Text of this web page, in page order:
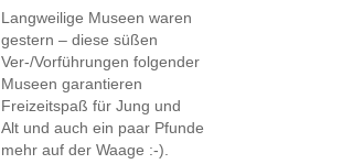
Langweilige Museen waren
gestern – diese süßen
Ver-/Vorführungen folgender
Museen garantieren
Freizeitspaß für Jung und
Alt und auch ein paar Pfunde
mehr auf der Waage :-).